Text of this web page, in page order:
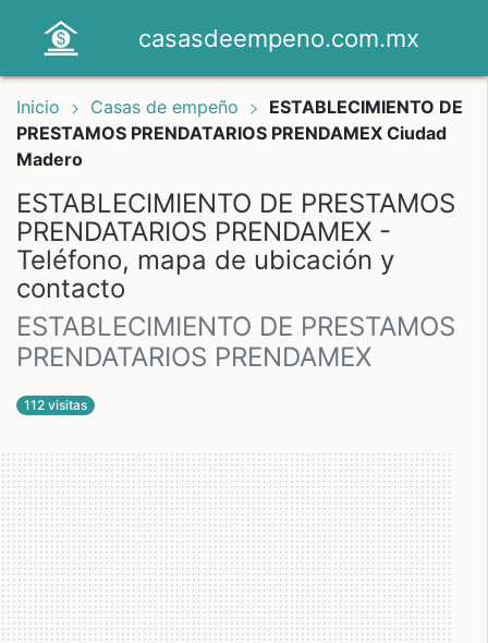
casasdeempeno.com.mx
Inicio Casas de empeño
ESTABLECIMIENTO DE
PRESTAMOS PRENDATARIOS PRENDAMEX Ciudad
Madero
ESTABLECIMIENTO DE PRESTAMOS
PRENDATARIOS PRENDAMEX -
Teléfono, mapa de ubicación y
contacto
ESTABLECIMIENTO DE PRESTAMOS
PRENDATARIOS PRENDAMEX
112 visitas